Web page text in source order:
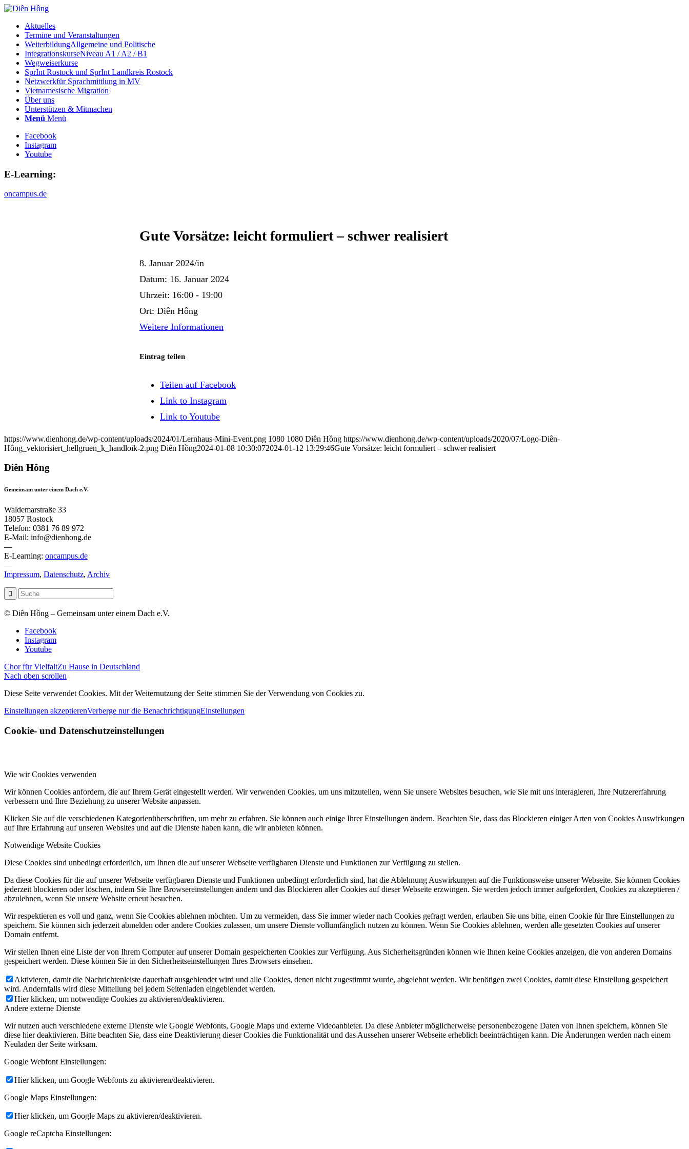
Aktuelles
Termine und Veranstaltungen
WeiterbildungAllgemeine und Politische
IntegrationskurseNiveau A1 / A2 / B1
Wegweiserkurse
SprInt Rostock und SprInt Landkreis Rostock
Netzwerkfür Sprachmittlung in MV
Vietnamesische Migration
Über uns
Unterstützen & Mitmachen
Menü Menü
Facebook
Instagram
Youtube
E-Learning:
oncampus.de
Gute Vorsätze: leicht formuliert – schwer realisiert
8. Januar 2024/in
Datum: 16. Januar 2024
Uhrzeit: 16:00 - 19:00
Ort: Diên Hông
Weitere Informationen
Eintrag teilen
Teilen auf Facebook
Link to Instagram
Link to Youtube
https://www.dienhong.de/wp-content/uploads/2024/01/Lernhaus-Mini-Event.png 1080 1080 Diên Hồng https://www.dienhong.de/wp-content/uploads/2020/07/Logo-Diên-
Hông_vektorisiert_hellgruen_k_handloik-2.png Diên Hồng2024-01-08 10:30:072024-01-12 13:29:46Gute Vorsätze: leicht formuliert – schwer realisiert
Diên Hông
Gemeinsam unter einem Dach e.V.
Waldemarstraße 33
18057 Rostock
Telefon: 0381 76 89 972
E-Mail: info@dienhong.de
—
E-Learning: oncampus.de
—
Impressum, Datenschutz, Archiv
© Diên Hồng – Gemeinsam unter einem Dach e.V.
Facebook
Instagram
Youtube
Chor für VielfaltZu Hause in Deutschland
Nach oben scrollen
Diese Seite verwendet Cookies. Mit der Weiternutzung der Seite stimmen Sie der Verwendung von Cookies zu.
Einstellungen akzeptierenVerberge nur die BenachrichtigungEinstellungen
Cookie- und Datenschutzeinstellungen
Wie wir Cookies verwenden
Wir können Cookies anfordern, die auf Ihrem Gerät eingestellt werden. Wir verwenden Cookies, um uns mitzuteilen, wenn Sie unsere Websites besuchen, wie Sie mit uns interagieren, Ihre Nutzererfahrung
verbessern und Ihre Beziehung zu unserer Website anpassen.
Klicken Sie auf die verschiedenen Kategorienüberschriften, um mehr zu erfahren. Sie können auch einige Ihrer Einstellungen ändern. Beachten Sie, dass das Blockieren einiger Arten von Cookies Auswirkungen
auf Ihre Erfahrung auf unseren Websites und auf die Dienste haben kann, die wir anbieten können.
Notwendige Website Cookies
Diese Cookies sind unbedingt erforderlich, um Ihnen die auf unserer Webseite verfügbaren Dienste und Funktionen zur Verfügung zu stellen.
Da diese Cookies für die auf unserer Webseite verfügbaren Dienste und Funktionen unbedingt erforderlich sind, hat die Ablehnung Auswirkungen auf die Funktionsweise unserer Webseite. Sie können Cookies
jederzeit blockieren oder löschen, indem Sie Ihre Browsereinstellungen ändern und das Blockieren aller Cookies auf dieser Webseite erzwingen. Sie werden jedoch immer aufgefordert, Cookies zu akzeptieren /
abzulehnen, wenn Sie unsere Website erneut besuchen.
Wir respektieren es voll und ganz, wenn Sie Cookies ablehnen möchten. Um zu vermeiden, dass Sie immer wieder nach Cookies gefragt werden, erlauben Sie uns bitte, einen Cookie für Ihre Einstellungen zu
speichern. Sie können sich jederzeit abmelden oder andere Cookies zulassen, um unsere Dienste vollumfänglich nutzen zu können. Wenn Sie Cookies ablehnen, werden alle gesetzten Cookies auf unserer
Domain entfernt.
Wir stellen Ihnen eine Liste der von Ihrem Computer auf unserer Domain gespeicherten Cookies zur Verfügung. Aus Sicherheitsgründen können wie Ihnen keine Cookies anzeigen, die von anderen Domains
gespeichert werden. Diese können Sie in den Sicherheitseinstellungen Ihres Browsers einsehen.
Aktivieren, damit die Nachrichtenleiste dauerhaft ausgeblendet wird und alle Cookies, denen nicht zugestimmt wurde, abgelehnt werden. Wir benötigen zwei Cookies, damit diese Einstellung gespeichert
wird. Andernfalls wird diese Mitteilung bei jedem Seitenladen eingeblendet werden.
Hier klicken, um notwendige Cookies zu aktivieren/deaktivieren.
Andere externe Dienste
Wir nutzen auch verschiedene externe Dienste wie Google Webfonts, Google Maps und externe Videoanbieter. Da diese Anbieter möglicherweise personenbezogene Daten von Ihnen speichern, können Sie
diese hier deaktivieren. Bitte beachten Sie, dass eine Deaktivierung dieser Cookies die Funktionalität und das Aussehen unserer Webseite erheblich beeinträchtigen kann. Die Änderungen werden nach einem
Neuladen der Seite wirksam.
Google Webfont Einstellungen:
Hier klicken, um Google Webfonts zu aktivieren/deaktivieren.
Google Maps Einstellungen:
Hier klicken, um Google Maps zu aktivieren/deaktivieren.
Google reCaptcha Einstellungen: